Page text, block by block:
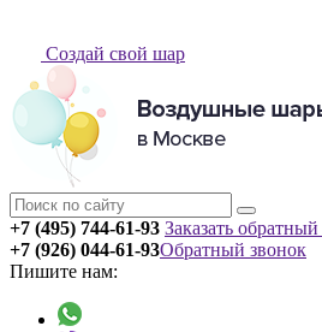
Создай свой шар
+7 (495) 744-61-93 Заказать
+7 (926) 044-61-93
Пишите нам:
Обратный звонок